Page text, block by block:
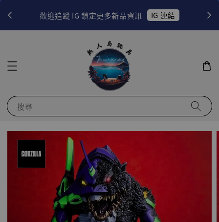
歡迎追蹤 IG 鎖定更多新品資訊 IG 連結
搜尋